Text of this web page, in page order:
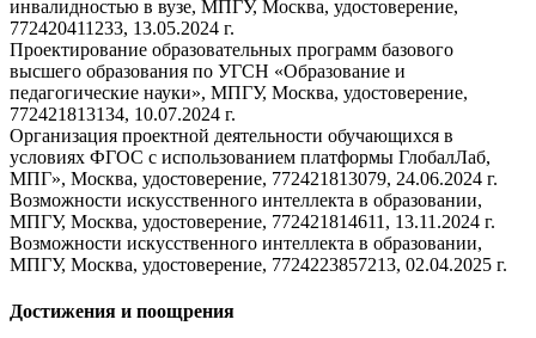
инвалидностью в вузе, МПГУ, Москва, удостоверение,
772420411233, 13.05.2024 г.
Проектирование образовательных программ базового
высшего образования по УГСН «Образование и
педагогические науки», МПГУ, Москва, удостоверение,
772421813134, 10.07.2024 г.
Организация проектной деятельности обучающихся в
условиях ФГОС с использованием платформы ГлобалЛаб,
МПГ», Москва, удостоверение, 772421813079, 24.06.2024 г.
Возможности искусственного интеллекта в образовании,
МПГУ, Москва, удостоверение, 772421814611, 13.11.2024 г.
Возможности искусственного интеллекта в образовании,
МПГУ, Москва, удостоверение, 7724223857213, 02.04.2025 г.
Достижения и поощрения